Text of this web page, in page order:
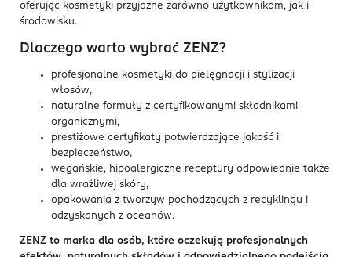
oferując kosmetyki przyjazne zarówno użytkownikom, jak i
środowisku.
Dlaczego warto wybrać ZENZ?
profesjonalne kosmetyki do pielęgnacji i stylizacji
włosów,
naturalne formuły z certyfikowanymi składnikami
organicznymi,
prestiżowe certyfikaty potwierdzające jakość i
bezpieczeństwo,
wegańskie, hipoalergiczne receptury odpowiednie także
dla wrażliwej skóry,
opakowania z tworzyw pochodzących z recyklingu i
odzyskanych z oceanów.
ZENZ to marka dla osób, które oczekują profesjonalnych